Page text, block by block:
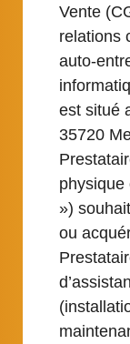
Vente
relations
auto-
est situé
35720
physique
»)
ou